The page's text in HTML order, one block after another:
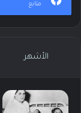
متابع
الأشهر